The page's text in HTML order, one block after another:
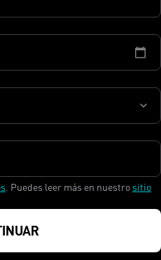
. Puedes leer más en nuestro sitio